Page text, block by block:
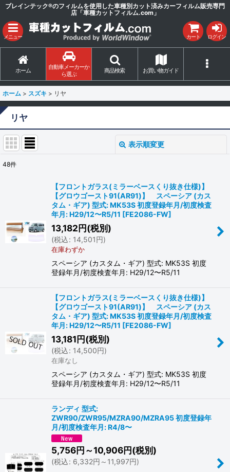
ブレインテック®のフィルムを使用した車種別カット済みカーフィルム販売専門
店「車種カットフィルム.com」
メニュー カート ログイン
ホーム
自動車メーカーか
ら選ぶ
商品検索 お買い物ガイド
ホーム > スズキ > リヤ
リヤ
表示順変更
絞り込む
48件
【フロントガラス(ミラーベースくり抜き仕様)】
【グロウゴースト91(AR91)】 スペーシア (カス
タム・ギア) 型式: MK53S 初度登録年月/初度検査
年月: H29/12〜R5/11 [FE2086-FW]
13,182円(税別)
(税込: 14,501円)
在庫わずか
スペーシア (カスタム・ギア) 型式: MK53S 初度
登録年月/初度検査年月: H29/12〜R5/11
【フロントガラス(ミラーベースくり抜き仕様)】
【グロウゴースト91(AR91)】 スペーシア (カス
タム・ギア) 型式: MK53S 初度登録年月/初度検査
年月: H29/12〜R5/11 [FE2086-FW]
13,181円(税別)
(税込: 14,500円)
在庫なし
スペーシア (カスタム・ギア) 型式: MK53S 初度
登録年月/初度検査年月: H29/12〜R5/11
ランディ 型式:
ZWR90/ZWR95/MZRA90/MZRA95 初度登録年
月/初度検査年月: R4/8〜
5,756円～10,906円(税別)
(税込: 6,332円 ～11,997円)